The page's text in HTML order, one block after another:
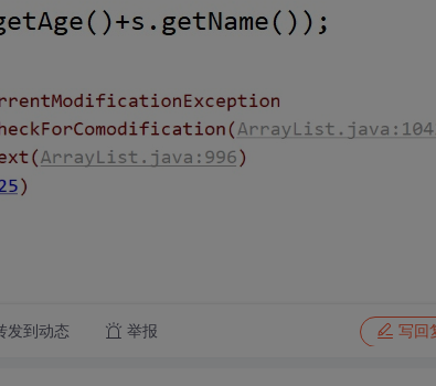
发到动态 举报 写回